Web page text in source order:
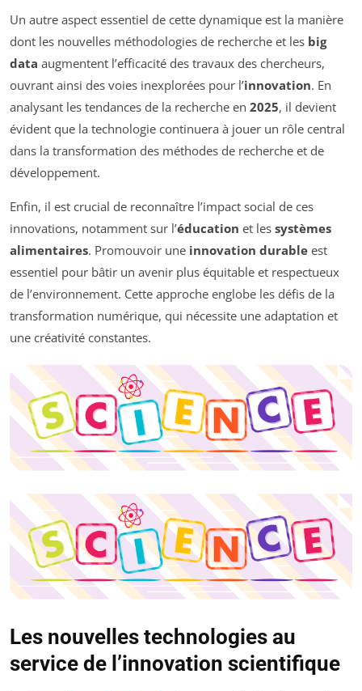
Un autre aspect essentiel de cette dynamique est la manière
dont les nouvelles méthodologies de recherche et les big
data augmentent l’efficacité des travaux des chercheurs,
ouvrant ainsi des voies inexplorées pour l’innovation. En
analysant les tendances de la recherche en 2025, il devient
évident que la technologie continuera à jouer un rôle central
dans la transformation des méthodes de recherche et de
développement.
Enfin, il est crucial de reconnaître l’impact social de ces
innovations, notamment sur l’éducation et les systèmes
alimentaires. Promouvoir une innovation durable est
essentiel pour bâtir un avenir plus équitable et respectueux
de l’environnement. Cette approche englobe les défis de la
transformation numérique, qui nécessite une adaptation et
une créativité constantes.
Les nouvelles technologies au
service de l’innovation scientifique